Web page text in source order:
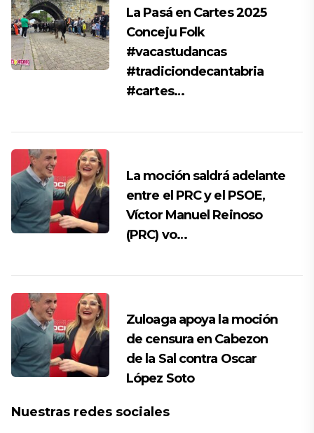
La Pasá en Cartes 2025
Conceju Folk
#vacastudancas
#tradiciondecantabria
#cartes…
La moción saldrá adelante
entre el PRC y el PSOE,
Víctor Manuel Reinoso
(PRC) vo…
Zuloaga apoya la moción
de censura en Cabezon
de la Sal contra Oscar
López Soto
Nuestras redes sociales